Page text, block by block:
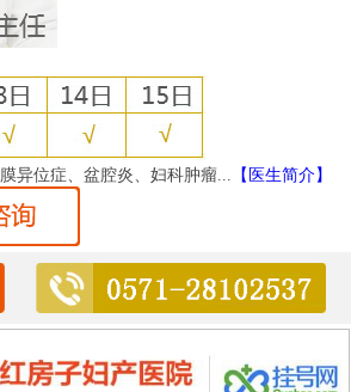
异位症、盆腔炎、妇科肿瘤... 【医生简介】